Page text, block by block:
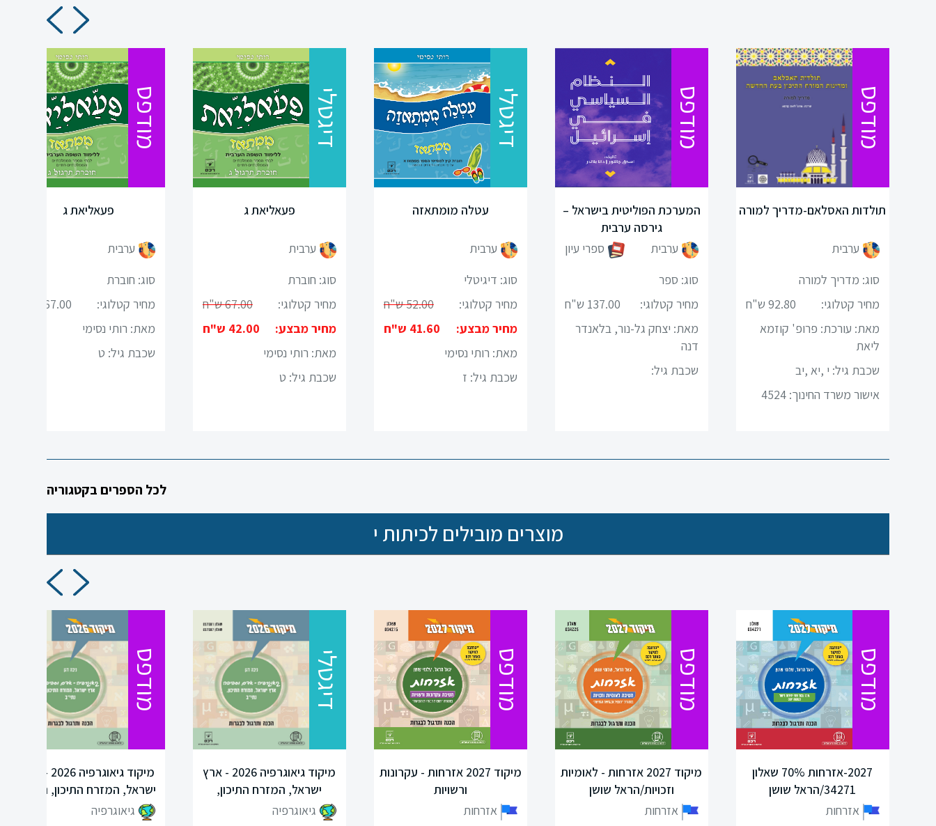
כניסה
הרשמה
הקטגוריות
מיקודים
לשון
מדעים
מתמטיקה
היסטוריה
תרבות
ישראל
ומורשתו
מיצ"ב
סוציולוגיה
מודפס
פעאליאת ג
ערבית
סוג: חוברת
מחיר קטלוגי:
67.00 ש"ח
מאת: רותי נסימי
שכבת גיל: ט
דיגטלי
פעאליאת ג
ערבית
סוג: חוברת
מחיר קטלוגי:
67.00 ש"ח
מחיר מבצע:
42.00 ש"ח
מאת: רותי נסימי
שכבת גיל: ט
דיגטלי
עטלה מומתאזה
ערבית
סוג: דיגיטלי
מחיר קטלוגי:
52.00 ש"ח
מחיר מבצע:
41.60 ש"ח
מאת: רותי נסימי
שכבת גיל: ז
מודפס
המערכת הפוליטית בישראל –
גירסה ערבית
ערבית
ספרי עיון
סוג: ספר
מחיר קטלוגי:
137.00 ש"ח
מאת: יצחק גל-נור, בלאנדר
דנה
שכבת גיל:
מודפס
תולדות האסלאם-מדריך למורה
ערבית
סוג: מדריך למורה
מחיר קטלוגי:
92.80 ש"ח
מאת: עורכת: פרופ' קוזמא
ליאת
שכבת גיל: י ,יא ,יב
אישור משרד החינוך: 4524
לכל הספרים בקטגוריה
מוצרים מובילים לכיתות י
מודפס
מיקוד גיאוגרפיה 2026 - ארץ
ישראל, המזרח התיכון, נתי"ב
גיאוגרפיה
דיגטלי
מיקוד גיאוגרפיה 2026 - ארץ
ישראל, המזרח התיכון,
נתי"ב-דיגיטלי
גיאוגרפיה
מודפס
מיקוד 2027 אזרחות - עקרונות
ורשויות
אזרחות
מודפס
מיקוד 2027 אזרחות - לאומיות
וזכויות/הראל שושן
אזרחות
מודפס
2027-אזרחות 70% שאלון
34271/הראל שושן
אזרחות